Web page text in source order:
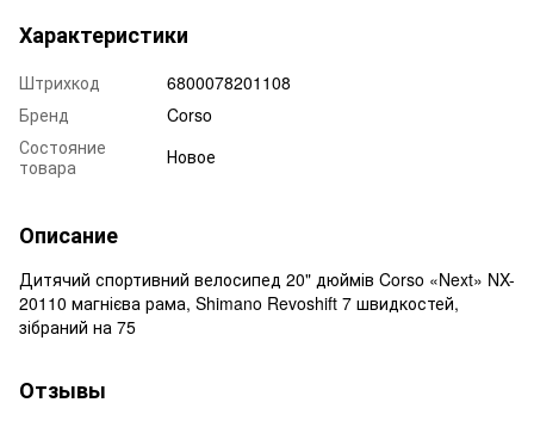
Характеристики
Штрихкод
6800078201108
Бренд
Corso
Состояние
товара
Новое
Описание
Дитячий спортивний велосипед 20" дюймів Corso «Next» NX-
20110 магнієва рама, Shimano Revoshift 7 швидкостей,
зібраний на 75
Отзывы